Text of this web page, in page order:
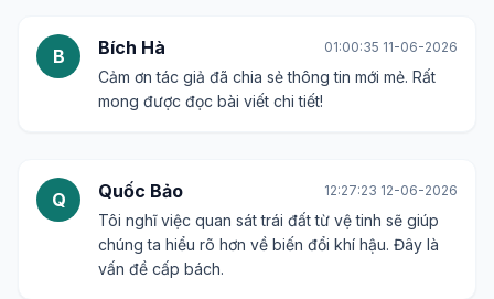
B Bích Hà 01:00:35 11-06-2026
Cảm ơn tác giả đã chia sẻ thông tin mới mẻ. Rất
mong được đọc bài viết chi tiết!
Q Quốc Bảo 12:27:23 12-06-2026
Tôi nghĩ việc quan sát trái đất từ vệ tinh sẽ giúp
chúng ta hiểu rõ hơn về biến đổi khí hậu. Đây là
vấn đề cấp bách.